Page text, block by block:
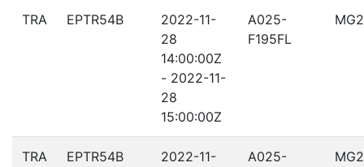
TRA EPTR54B
2022-11-
28
14:00:00Z
- 2022-11-
28
15:00:00Z
A025-
F195FL
TRA EPTR54B
2022-11-
A025-